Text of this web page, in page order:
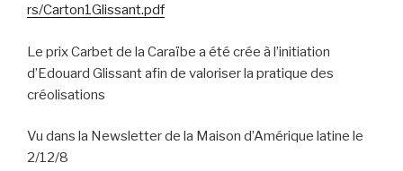
rs/Carton1Glissant.pdf
Le prix Carbet de la Caraïbe a été crée à l’initiation
d’Edouard Glissant afin de valoriser la pratique des
créolisations
Vu dans la Newsletter de la Maison d’Amérique latine le
2/12/8